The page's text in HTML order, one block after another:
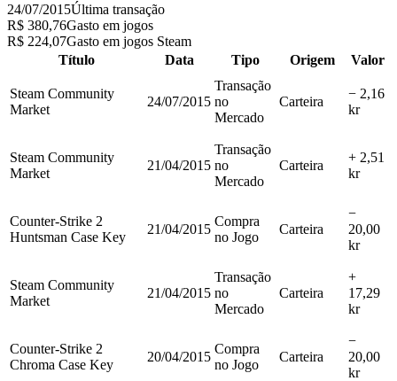
24/07/2015Última transação
R$ 380,76Gasto em jogos
R$ 224,07Gasto em jogos Steam
Título
Data Tipo Origem Valor
Steam Community
Market
24/07/2015
Transação
no
Mercado
Carteira
− 2,16
kr
Steam Community
Market
21/04/2015
Transação
no
Mercado
Carteira
+ 2,51
kr
Counter-Strike 2
Huntsman Case Key
21/04/2015
Compra
no Jogo
Carteira
−
20,00
kr
Steam Community
Market
21/04/2015
Transação
no
Mercado
Carteira
+
17,29
kr
Counter-Strike 2
Chroma Case Key
20/04/2015
Compra
no Jogo
Carteira
−
20,00
kr